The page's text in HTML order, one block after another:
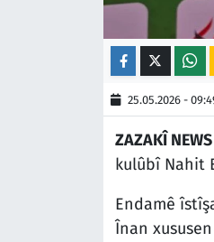
25.05.2026 -
ZAZAKÎ NEWS
kulûbî Nahit
Endamê
Înan